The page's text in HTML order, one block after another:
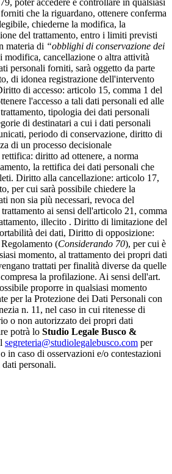
che la riguardano, ottenere conferma
chiederne la modifica, la
del trattamento, entro i limiti previsti
materia di “obblighi di conservazione dei
modifica, cancellazione o altra attività
personali forniti, sarà oggetto da parte
di idonea registrazione dell'intervento
di accesso: articolo 15, comma 1 del
l'accesso a tali dati personali ed alle
tipologia dei dati personali
di destinatari a cui i dati personali
periodo di conservazione, diritto di
di un processo decisionale
diritto ad ottenere, a norma
la rettifica dei dati personali che
Diritto alla cancellazione: articolo 17,
per cui sarà possibile chiedere la
non sia più necessari, revoca del
ai sensi dell'articolo 21, comma
illecito . Diritto di limitazione del
dei dati, Diritto di opposizione:
(Considerando 70), per cui è
momento, al trattamento dei propri dati
trattati per finalità diverse da quelle
la profilazione. Ai sensi dell'art.
proporre in qualsiasi momento
per la Protezione dei Dati Personali con
n. 11, nel caso in cui ritenesse di
o non autorizzato dei propri dati
potrà lo Studio Legale Busco &
segreteria@studiolegalebusco.com per
in caso di osservazioni e/o contestazioni
personali.